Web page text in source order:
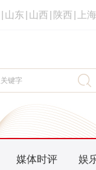
山东 山西 陕西 上海
媒体时评 娱